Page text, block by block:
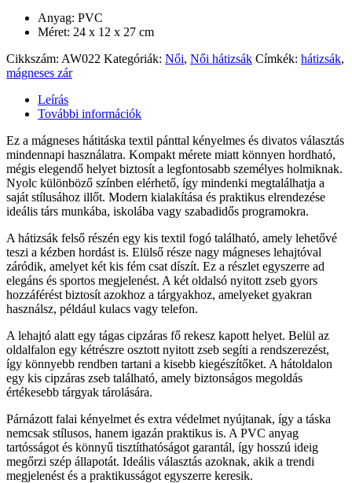
Anyag: PVC
Méret: 24 x 12 x 27 cm
Cikkszám: AW022 Kategóriák: Női, Női hátizsák Címkék: hátizsák,
mágneses zár
Leírás
További információk
Ez a mágneses hátitáska textil pánttal kényelmes és divatos választás
mindennapi használatra. Kompakt mérete miatt könnyen hordható,
mégis elegendő helyet biztosít a legfontosabb személyes holmiknak.
Nyolc különböző színben elérhető, így mindenki megtalálhatja a
saját stílusához illőt. Modern kialakítása és praktikus elrendezése
ideális társ munkába, iskolába vagy szabadidős programokra.
A hátizsák felső részén egy kis textil fogó található, amely lehetővé
teszi a kézben hordást is. Elülső része nagy mágneses lehajtóval
záródik, amelyet két kis fém csat díszít. Ez a részlet egyszerre ad
elegáns és sportos megjelenést. A két oldalsó nyitott zseb gyors
hozzáférést biztosít azokhoz a tárgyakhoz, amelyeket gyakran
használsz, például kulacs vagy telefon.
A lehajtó alatt egy tágas cipzáras fő rekesz kapott helyet. Belül az
oldalfalon egy kétrészre osztott nyitott zseb segíti a rendszerezést,
így könnyebb rendben tartani a kisebb kiegészítőket. A hátoldalon
egy kis cipzáras zseb található, amely biztonságos megoldás
értékesebb tárgyak tárolására.
Párnázott falai kényelmet és extra védelmet nyújtanak, így a táska
nemcsak stílusos, hanem igazán praktikus is. A PVC anyag
tartósságot és könnyű tisztíthatóságot garantál, így hosszú ideig
megőrzi szép állapotát. Ideális választás azoknak, akik a trendi
megjelenést és a praktikusságot egyszerre keresik.